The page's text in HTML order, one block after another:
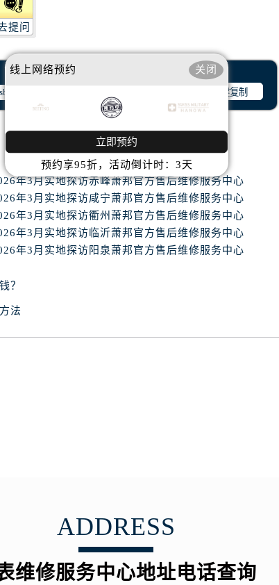
需提前预约）
层1205室（需提前预约）
11层1104室（需提前预约）
室（需提前预约）
C座22层08室（需提前预约）
12楼03室（需提前预约）
A座7楼709室（需提前预约）
需提前预约）
室（需提前预约）
大厦)18层09室（需提前预约）
10层06室（需提前预约）
E座6楼10室（需提前预约）
1707室（需提前预约）
中心（需提前预约）
中心（需提前预约）
中心（需提前预约）
提问
一键复制
年3月实地探访赤峰萧邦官方售后维修服务中心
年3月实地探访咸宁萧邦官方售后维修服务中心
年3月实地探访衢州萧邦官方售后维修服务中心
年3月实地探访临沂萧邦官方售后维修服务中心
年3月实地探访阳泉萧邦官方售后维修服务中心
？
法
ADDRESS
维修服务中心地址电话查询
线上网络预约 关闭
立即预约
预约享95折，活动倒计时：3天